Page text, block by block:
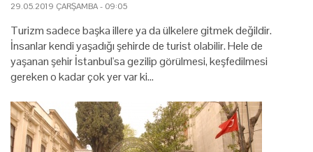
29.05.2019 ÇARŞAMBA - 09:05
Turizm sadece başka illere ya da ülkelere gitmek değildir.
İnsanlar kendi yaşadığı şehirde de turist olabilir. Hele de
yaşanan şehir İstanbul'sa gezilip görülmesi, keşfedilmesi
gereken o kadar çok yer var ki...